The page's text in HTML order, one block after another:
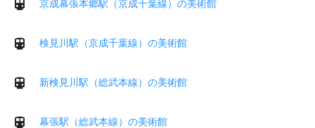
京成幕張本郷駅（京成千葉線）の美術館
検見川駅（京成千葉線）の美術館
新検見川駅（総武本線）の美術館
幕張駅（総武本線）の美術館